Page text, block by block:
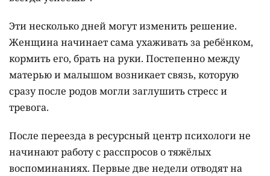
Эти несколько дней могут изменить решение.
Женщина начинает сама ухаживать за ребёнком,
кормить его, брать на руки. Постепенно между
матерью и малышом возникает связь, которую
сразу после родов могли заглушить стресс и
тревога.
После переезда в ресурсный центр психологи не
начинают работу с расспросов о тяжёлых
воспоминаниях. Первые две недели отводят на